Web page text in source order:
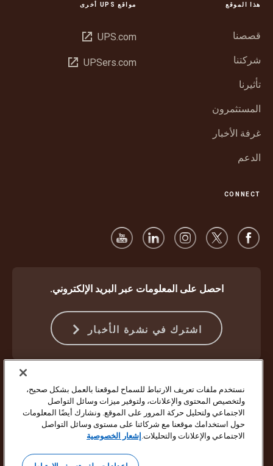
هذا الموقع
قصصنا
شركتنا
تأثيرنا
المستثمرون
غرفة الأخبار
الدعم
مواقع UPS أخرى
UPS.com فتح
نافذة
UPSers.com فتح
CONNECT
احصل على المعلومات عبر البريد الإلكتروني.
اشترك في نشرة الأخبار
إشعار الخصوصية
إعدادات ملفات تعريف الارتباط
جميع الحقوق محفوظة. لم تعد ترغب في تلقي تحديثات بالبريد الإلكتروني؟
إلغاء الاشتراك هنا
لتحديث جميع تفضيلات البريد الإلكتروني الأخرى الخاصة بشركة UPS أو إلغاء
نستخدم ملفات تعريف الارتباط للسماح لموقعنا بالعمل بشكل صحيح،
ولتخصيص المحتوى والإعلانات، ولتوفير ميزات وسائل التواصل
الاجتماعي ولتحليل حركة المرور على الموقع. ونشارك أيضًا المعلومات
حول استخدامك موقعنا مع شركائنا على مستوى وسائل التواصل
الاجتماعي والإعلانات والتحليلات. إشعار الخصوصية